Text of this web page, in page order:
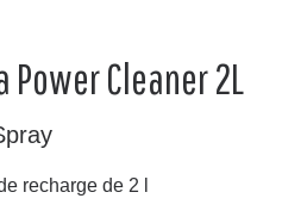
Power Cleaner 2L
recharge de 2 l